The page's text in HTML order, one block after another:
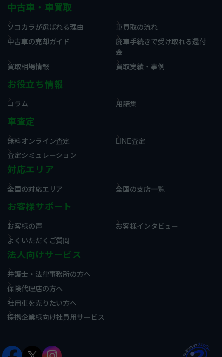
中古車・車買取
ソコカラが選ばれる理由
車買取の流れ
中古車の売却ガイド
廃車手続きで受け取れる還付
金
買取相場情報
買取実績・事例
お役立ち情報
コラム 用語集
車査定
無料オンライン査定
LINE査定
査定シミュレーション
対応エリア
全国の対応エリア 全国の支店一覧
お客様サポート
お客様の声
お客様インタビュー
よくいただくご質問
法人向けサービス
弁護士・法律事務所の方へ
保険代理店の方へ
社用車を売りたい方へ
提携企業様向け社員用サービス